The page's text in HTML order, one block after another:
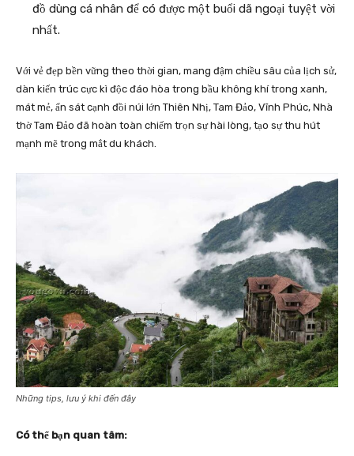
đồ dùng cá nhân để có được một buổi dã ngoại tuyệt vời
nhất.
Với vẻ đẹp bền vững theo thời gian, mang đậm chiều sâu của lịch sử,
dàn kiến trúc cực kì độc đáo hòa trong bầu không khí trong xanh,
mát mẻ, ẩn sát cạnh đồi núi lớn Thiên Nhị, Tam Đảo, Vĩnh Phúc, Nhà
thờ Tam Đảo đã hoàn toàn chiếm trọn sự hài lòng, tạo sự thu hút
mạnh mẽ trong mắt du khách.
Những tips, lưu ý khi đến đây
Có thể bạn quan tâm: